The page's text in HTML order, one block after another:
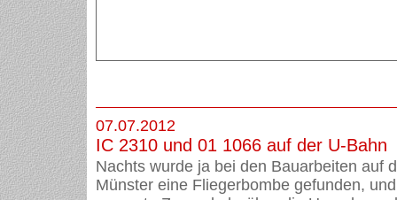
07.07.2012
IC 2310 und 01 1066 auf der U-Bahn
Nachts wurde ja bei den Bauarbeiten auf
Münster eine Fliegerbombe gefunden,